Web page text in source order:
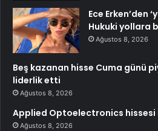
Ece Erken’den
Hukuki yollara
Ağustos 8, 2026
Beş kazanan hisse Cuma günü
liderlik etti
Ağustos 8, 2026
Applied Optoelectronics hissesi
Ağustos 8, 2026